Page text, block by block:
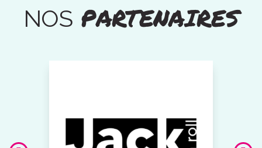
NOSPARTENAIRES